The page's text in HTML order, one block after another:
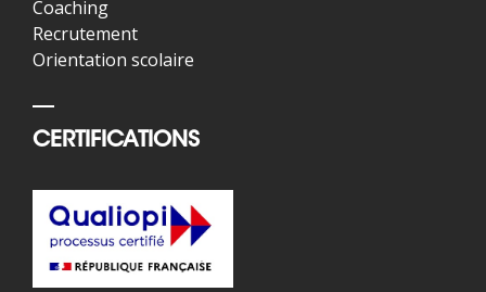
Coaching
Recrutement
Orientation scolaire
CERTIFICATIONS